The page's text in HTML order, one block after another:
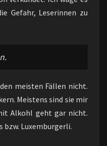
Gefahr, Leserinnen zu
meisten Fällen nicht.
Meistens sind sie mir
Alkohl geht gar nicht.
bzw. Luxemburgerli.